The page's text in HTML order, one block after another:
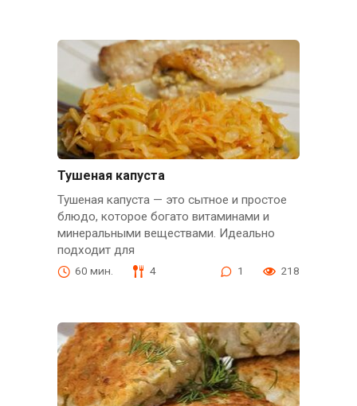
Тушеная капуста
Тушеная капуста — это сытное и простое
блюдо, которое богато витаминами и
минеральными веществами. Идеально
подходит для
60 мин. 4 1 218